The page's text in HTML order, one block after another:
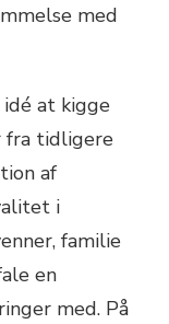
med
at kigge
fra tidligere
af
i
familie
en
med. På